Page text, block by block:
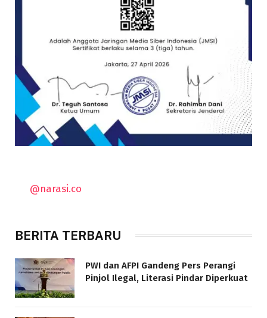
@narasi.co
BERITA TERBARU
PWI dan AFPI Gandeng Pers Perangi
Pinjol Ilegal, Literasi Pindar Diperkuat